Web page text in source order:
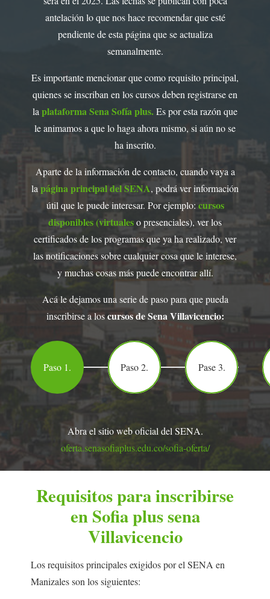
antelación lo que nos hace recomendar que esté
pendiente de esta página que se actualiza
semanalmente.
Es importante mencionar que como requisito principal,
quienes se inscriban en los cursos deben registrarse en
la plataforma Sena Sofía plus.Es por esta razón que
le animamos a que lo haga ahora mismo, si aún no se
ha inscrito.
Aparte de la información de contacto, cuando vaya a
la página principal del SENA, podrá ver información
útil que le puede interesar. Por ejemplo: cursos
disponibles (virtualeso presenciales), ver los
certificados de los programas que ya ha realizado, ver
las notificaciones sobre cualquier cosa que le interese,
y muchas cosas más puede encontrar allí.
Acá le dejamos una serie de paso para que pueda
inscribirse a loscursos de Sena Villavicencio:
Paso 1. Paso 2. Pase 3.
Abra el sitio web oficial del SENA.
oferta.senasofiaplus.edu.co/sofia-oferta/
Requisitos para inscribirse
en Sofia plus sena
Villavicencio
Los requisitos principales exigidos por el SENA en
Manizales son los siguientes: